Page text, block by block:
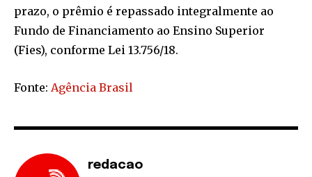
prazo, o prêmio é repassado integralmente ao
Fundo de Financiamento ao Ensino Superior
(Fies), conforme Lei 13.756/18.
Fonte: Agência Brasil
redacao